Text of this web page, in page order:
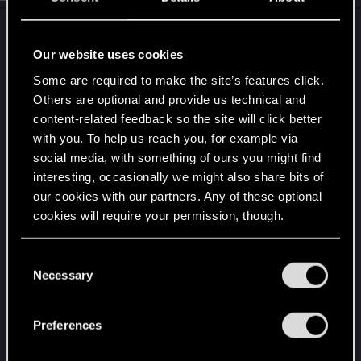
Our website uses cookies
Some are required to make the site’s features click.
Others are optional and provide us technical and
content-related feedback so the site will click better
with you. To help us reach you, for example via
social media, with something of ours you might find
interesting, occasionally we might also share bits of
our cookies with our partners. Any of these optional
cookies will require your permission, though.
and tweak your preferences regarding them in the
Necessary
Preferences
przy sugerowaniu jak będzie wyglądać narzędzie
w Gwentfinty dla społeczności (1 prowizji w dół
czy w górę,1 siły w dół czy w górę ) to 1/3
niegrywalnych kart jak zostanie niegrywalna tak
potem dalej będzie bo gracze przy pomocy tak
badziewnego narzędzia nic sensownego z tych
kart nie zrobią. Te zmiany które są teraz
wprowadzane też mają marginalne wpływy na
metę czy dane talię,ciągle klepane są te same
decki z pojedynczymi zmianami, nuda i stagnacja
wspominając o sporej ilości toksycznych kart, na
które ludzie narzekają a wy totalnie olewacie głos
Krabopajoków czy Vilgefortz. A no i zmieńcie w